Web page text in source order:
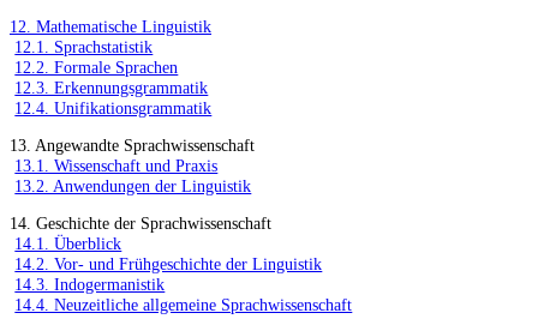
12. Mathematische Linguistik
12.1. Sprachstatistik
12.2. Formale Sprachen
12.3. Erkennungsgrammatik
12.4. Unifikationsgrammatik
13. Angewandte Sprachwissenschaft
13.1. Wissenschaft und Praxis
13.2. Anwendungen der Linguistik
14. Geschichte der Sprachwissenschaft
14.1. Überblick
14.2. Vor- und Frühgeschichte der Linguistik
14.3. Indogermanistik
14.4. Neuzeitliche allgemeine Sprachwissenschaft